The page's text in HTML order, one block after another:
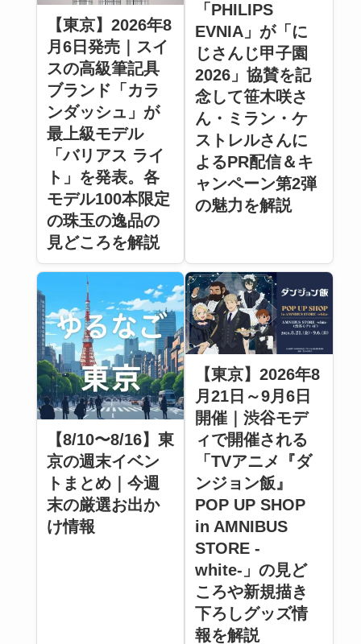
【東京】2026年8
月6日発売｜スイ
スの高級筆記具
ブランド「カラ
ンダッシュ」が
最上級モデル
「バリアス ライ
ト」を発表。各
モデル100本限定
の珠玉の逸品の
見どころを解説
「PHILIPS
EVNIA」が「に
じさんじ甲子園
2026」協賛を記
念して笹木咲さ
ん・ミラン・ケ
ストレルさんに
よるPR配信＆キ
ャンペーン第2弾
の魅力を解説
【8/10〜8/16】東
京の週末イベン
トまとめ｜今週
末の厳選お出か
け情報
【東京】2026年8
月21日～9月6日
開催｜渋谷モデ
ィで開催される
「TVアニメ『ダ
ンジョン飯』
POP UP SHOP
in AMNIBUS
STORE -
white-」の見ど
ころや新規描き
下ろしグッズ情
報を解説